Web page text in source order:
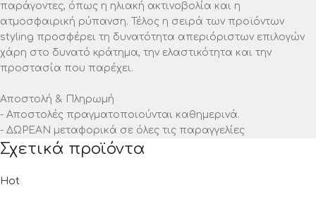
παράγοντες, όπως η ηλιακή ακτινοβολία και η
ατμοσφαιρική ρύπανση. Τέλος η σειρά των προϊόντων
styling προσφέρει τη δυνατότητα απεριόριστων επιλογών
χάρη στο δυνατό κράτημα, την ελαστικότητα και την
προστασία που παρέχει.
Αποστολή & Πληρωμή
- Αποστολές πραγματοποιούνται καθημερινά.
- ΔΩΡΕΑΝ μεταφορικά σε όλες τις παραγγελίες
Σχετικά προϊόντα
Hot